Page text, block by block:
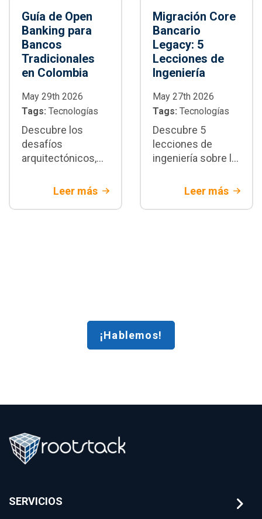
Guía de Open
Banking para
Bancos
Tradicionales
en Colombia
May 29th 2026
Tags: Tecnologías
Descubre los
desafíos
arquitectónicos,
integración del
Colombia. Aprende
Leer más
Migración Core
Bancario
Legacy: 5
Lecciones de
Ingeniería
May 27th 2026
Tags: Tecnologías
Descubre 5
lecciones de
ingeniería sobre la
bancario legacy.
arquitectura y
Leer más
¡Hablemos!
SERVICIOS